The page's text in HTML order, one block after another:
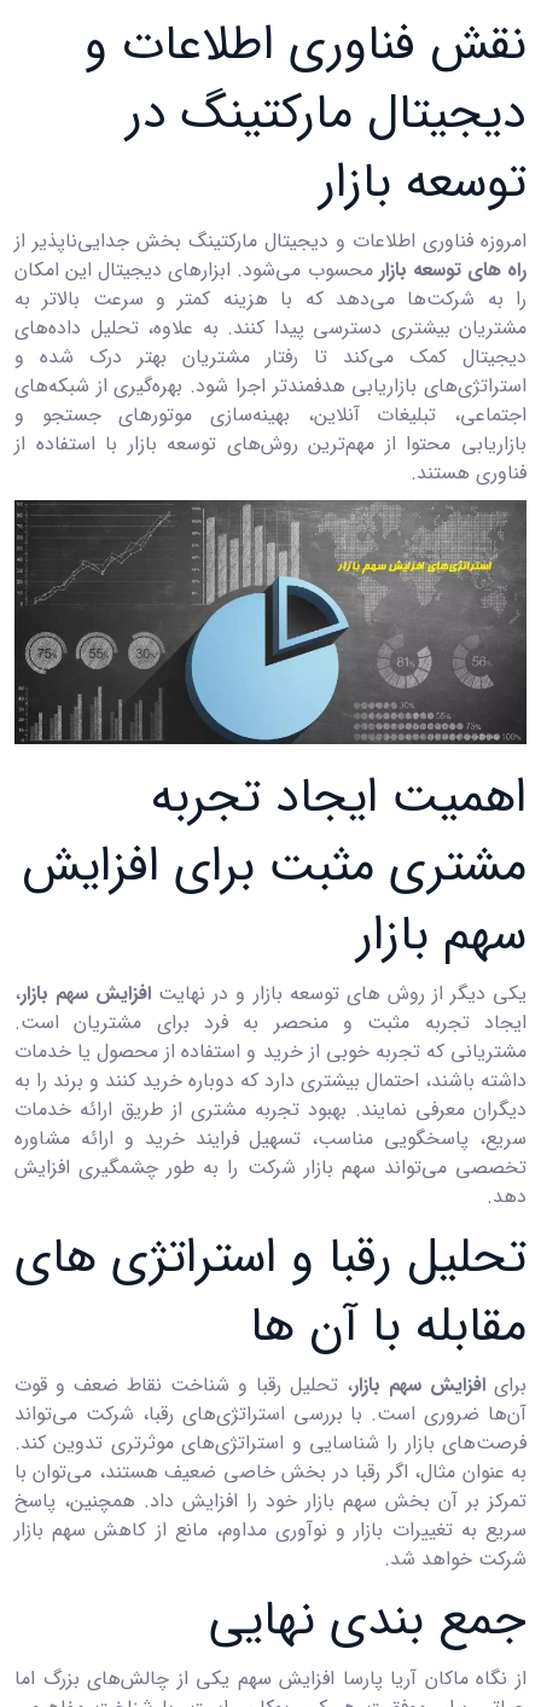
نقش فناوری اطلاعات و
دیجیتال مارکتینگ در
توسعه بازار
امروزه فناوری اطلاعات و دیجیتال مارکتینگ بخش جدایی‌ناپذیر از
راه های توسعه بازار محسوب می‌شود. ابزارهای دیجیتال این امکان
را به شرکت‌ها می‌دهد که با هزینه کمتر و سرعت بالاتر به
مشتریان بیشتری دسترسی پیدا کنند. به علاوه، تحلیل داده‌های
دیجیتال کمک می‌کند تا رفتار مشتریان بهتر درک شده و
استراتژی‌های بازاریابی هدفمندتر اجرا شود. بهره‌گیری از شبکه‌های
اجتماعی، تبلیغات آنلاین، بهینه‌سازی موتورهای جستجو و
بازاریابی محتوا از مهم‌ترین روش‌های توسعه بازار با استفاده از
فناوری هستند.
اهمیت ایجاد تجربه
مشتری مثبت برای افزایش
سهم بازار
یکی دیگر از روش های توسعه بازار و در نهایت افزایش سهم بازار،
ایجاد تجربه مثبت و منحصر به فرد برای مشتریان است.
مشتریانی که تجربه خوبی از خرید و استفاده از محصول یا خدمات
داشته باشند، احتمال بیشتری دارد که دوباره خرید کنند و برند را به
دیگران معرفی نمایند. بهبود تجربه مشتری از طریق ارائه خدمات
سریع، پاسخگویی مناسب، تسهیل فرایند خرید و ارائه مشاوره
تخصصی می‌تواند سهم بازار شرکت را به طور چشمگیری افزایش
دهد.
تحلیل رقبا و استراتژی ‌های
مقابله با آن ‌ها
برای افزایش سهم بازار، تحلیل رقبا و شناخت نقاط ضعف و قوت
آن‌ها ضروری است. با بررسی استراتژی‌های رقبا، شرکت می‌تواند
فرصت‌های بازار را شناسایی و استراتژی‌های موثرتری تدوین کند.
به عنوان مثال، اگر رقبا در بخش خاصی ضعیف هستند، می‌توان با
تمرکز بر آن بخش سهم بازار خود را افزایش داد. همچنین، پاسخ
سریع به تغییرات بازار و نوآوری مداوم، مانع از کاهش سهم بازار
شرکت خواهد شد.
جمع ‌بندی نهایی
از نگاه ماکان آریا پارسا افزایش سهم یکی از چالش‌های بزرگ اما